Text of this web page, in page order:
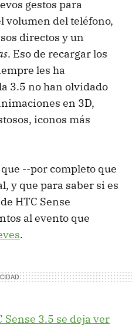
gestos para
volumen del teléfono,
directos y un
. Eso de recargar los
les ha
3.5 no han olvidado
en 3D,
iconos más
--por completo que
y que para saber si es
HTC Sense
al evento que
.
Sense 3.5 se deja ver